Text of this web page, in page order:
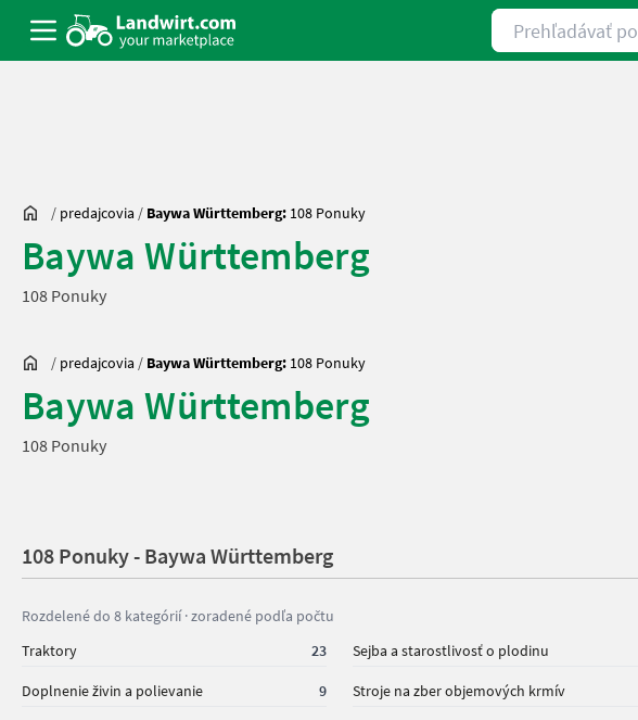
Prehľadávať ponuky
/ predajcovia / Baywa Württemberg: 108 Ponuky
Baywa Württemberg
108 Ponuky
/ predajcovia / Baywa Württemberg: 108 Ponuky
Baywa Württemberg
108 Ponuky
108 Ponuky - Baywa Württemberg
Rozdelené do 8 kategórií · zoradené podľa počtu
Traktory
23 Sejba a starostlivosť o plodinu
Doplnenie živin a polievanie 9 Stroje na zber objemových krmív